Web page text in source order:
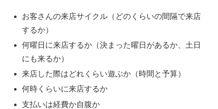
お客さんの来店サイクル（どのくらいの間隔で来店
するか）
何曜日に来店するか（決まった曜日があるか、土日
にも来るか）
来店した際はどれくらい遊ぶか（時間と予算）
何時くらいに来店するか
支払いは経費か自腹か